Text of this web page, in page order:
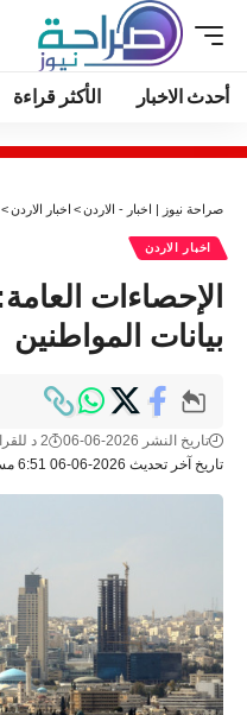
أحدث الاخبار الأكثر قراءة
صراحة نيوز | اخبار - الاردن> اخبار الاردن>
اخبار الاردن
الإحصاءات
بيانات المواطنين
تاريخ آخر تحديث 2026-06-06 6:51 مساءً
تاريخ النشر 2026-06-06 2 د للقراءة